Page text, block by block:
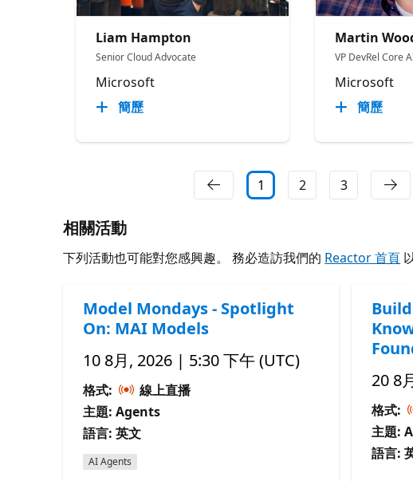
Liam Hampton
Senior Cloud Advocate
Microsoft
簡歷
Martin
VP DevRel Core
Microsoft
簡歷
1 2 3
相關活動
下列活動也可能對您感興趣。 務必造訪我們的 Reactor 首頁
Model Mondays - Spotlight
On: MAI Models
10 8月, 2026 | 5:30 下午 (UTC)
格式:
線上直播
主題: Agents
語言: 英文
AI Agents
20 8
格式:
主題:
語言: